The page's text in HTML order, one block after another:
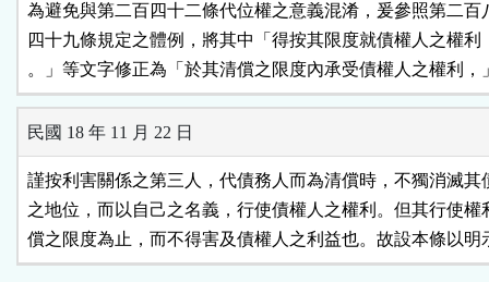
為避免與第二百四十二條代位權之意義混淆，爰參照第二百
四十九條規定之體例，將其中「得按其限度就債權人之權
。」等文字修正為「於其清償之限度內承受債權人之權利，
民國 18 年 11 月 22 日
謹按利害關係之第三人，代債務人而為清償時，不獨消滅其
之地位，而以自己之名義，行使債權人之權利。但其行使
償之限度為止，而不得害及債權人之利益也。故設本條以明